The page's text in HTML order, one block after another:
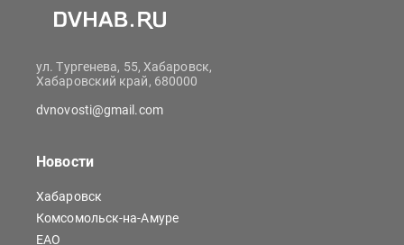
ул. Тургенева, 55, Хабаровск,
Хабаровский край, 680000
dvnovosti@gmail.com
Новости
Хабаровск
Комсомольск-на-Амуре
ЕАО